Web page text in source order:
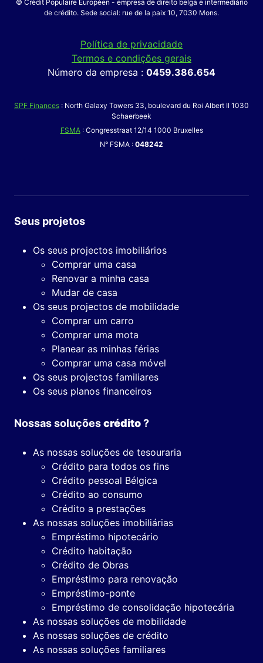
© Crédit Populaire Européen - empresa de direito belga e intermediário
de crédito. Sede social: rue de la paix 10, 7030 Mons.
Política de privacidade
Termos e condições gerais
Número da empresa : 0459.386.654
SPF Finances : North Galaxy Towers 33, boulevard du Roi Albert II 1030
Schaerbeek
FSMA: Congresstraat 12/14 1000 Bruxelles
N° FSMA : 048242
Seus projetos
Os seus projectos imobiliários
Comprar uma casa
Renovar a minha casa
Mudar de casa
Os seus projectos de mobilidade
Comprar um carro
Comprar uma mota
Planear as minhas férias
Comprar uma casa móvel
Os seus projectos familiares
Os seus planos financeiros
Nossas soluçõescrédito?
As nossas soluções de tesouraria
Crédito para todos os fins
Crédito pessoal Bélgica
Crédito ao consumo
Crédito a prestações
As nossas soluções imobiliárias
Empréstimo hipotecário
Crédito habitação
Crédito de Obras
Empréstimo para renovação
Empréstimo-ponte
Empréstimo de consolidação hipotecária
As nossas soluções de mobilidade
As nossas soluções de crédito
As nossas soluções familiares